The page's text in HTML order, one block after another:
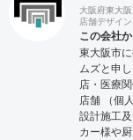
大阪府東大
店舗デザイン
この会社
東大阪市
ムズと申
店・医療
店舗 （個
設計施工
カー様や